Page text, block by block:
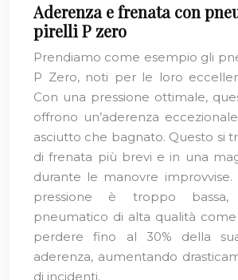
Aderenza e frenata con
pirelli P zero
Prendiamo come esempio gli
P Zero, noti per le loro
Con una pressione ottimale,
offrono un’aderenza
asciutto che bagnato. Questo si
di frenata più brevi e in una
durante le manovre improvvise.
pressione è troppo
pneumatico di alta qualità
perdere fino al 30% della
aderenza, aumentando
di incidenti.